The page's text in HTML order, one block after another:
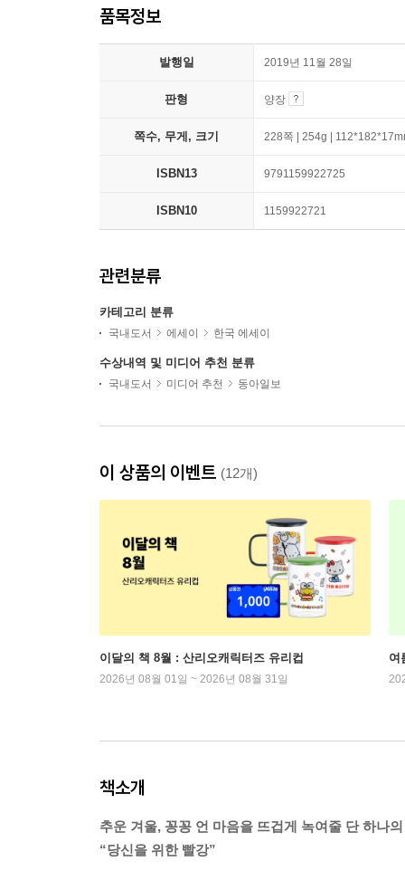
품목정보
발행일 2019년 11월 28일
판형 양장
쪽수, 무게, 크기 228쪽 | 254g |
ISBN13 9791159922725
ISBN10 1159922721
관련분류
카테고리 분류
국내도서 에세이 한국 에세이
수상내역 및 미디어 추천 분류
국내도서 미디어 추천 동아일보
이 상품의 이벤트 (12개)
이달의 책 8월 : 산리오캐릭터즈 유리컵
2026년 08월 01일 ~ 2026년 08월 31일
여
책소개
추운 겨울, 꽁꽁 언 마음을 뜨겁게 녹여줄 단 하나
“당신을 위한 빨강”